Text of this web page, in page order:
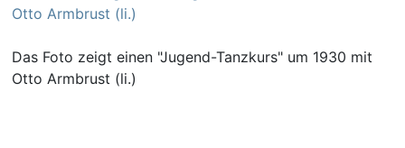
Das Foto zeigt einen "Jugend-Tanzkurs" um 1930 mit
Otto Armbrust (li.)